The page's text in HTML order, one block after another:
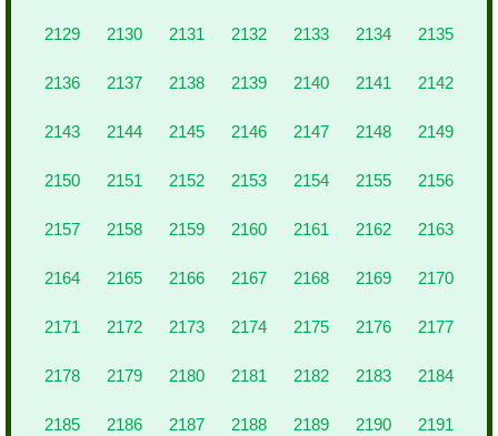
2129 2130 2131 2132 2133 2134 2135
2136 2137 2138 2139 2140 2141 2142
2143 2144 2145 2146 2147 2148 2149
2150 2151 2152 2153 2154 2155 2156
2157 2158 2159 2160 2161 2162 2163
2164 2165 2166 2167 2168 2169 2170
2171 2172 2173 2174 2175 2176 2177
2178 2179 2180 2181 2182 2183 2184
2185 2186 2187 2188 2189 2190 2191